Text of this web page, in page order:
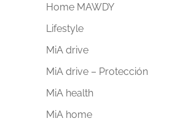
Home MAWDY
Lifestyle
MiA drive
MiA drive – Protección
MiA health
MiA home